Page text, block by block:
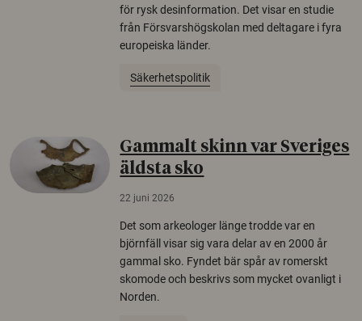
för rysk desinformation. Det visar en studie
från Försvarshögskolan med deltagare i fyra
europeiska länder.
Säkerhetspolitik
Gammalt skinn var Sveriges
äldsta sko
22 juni 2026
Det som arkeologer länge trodde var en
björnfäll visar sig vara delar av en 2000 år
gammal sko. Fyndet bär spår av romerskt
skomode och beskrivs som mycket ovanligt i
Norden.